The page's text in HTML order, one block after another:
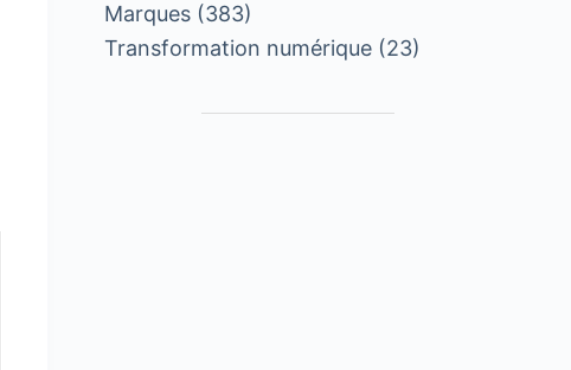
Marques (383)
Transformation numérique (23)